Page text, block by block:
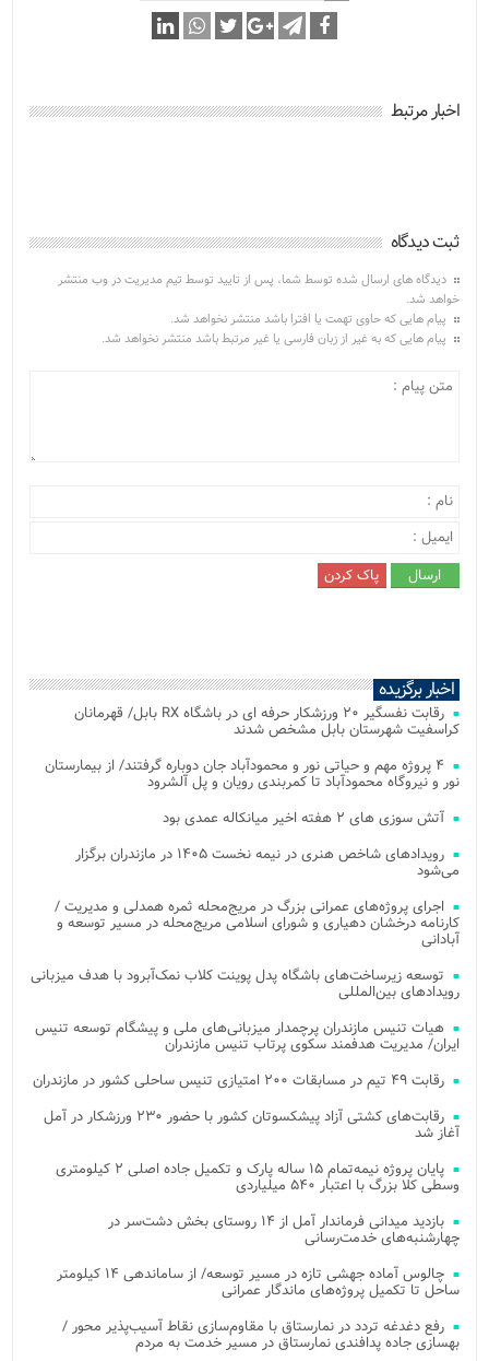
اخبار مرتبط
ثبت دیدگاه
دیدگاه های ارسال شده توسط شما، پس از تایید توسط تیم مدیریت در وب منتشر
خواهد شد.
پیام هایی که حاوی تهمت یا افترا باشد منتشر نخواهد شد.
پیام هایی که به غیر از زبان فارسی یا غیر مرتبط باشد منتشر نخواهد شد.
اخبار برگزیده
رقابت نفسگیر ۲۰ ورزشکار حرفه ای در باشگاه RX بابل/ قهرمانان
کراسفیت شهرستان بابل مشخص شدند
۴ پروژه مهم و حیاتی نور و محمودآباد جان دوباره گرفتند/ از بیمارستان
نور و نیروگاه محمودآباد تا کمربندی رویان و پل آلشرود
آتش‌ سوزی‌ های ۲ هفته اخیر میانکاله عمدی بود
رویدادهای شاخص هنری در نیمه نخست ۱۴۰۵ در مازندران برگزار
می‌شود
اجرای پروژه‌های عمرانی بزرگ در مریج‌محله ثمره همدلی و مدیریت /
کارنامه درخشان دهیاری و شورای اسلامی مریج‌محله در مسیر توسعه و
آبادانی
توسعه زیرساخت‌های باشگاه پدل پوینت کلاب نمک‌آبرود با هدف میزبانی
رویدادهای بین‌المللی
هیات تنیس مازندران پرچمدار میزبانی‌های ملی و پیشگام توسعه تنیس
ایران/ مدیریت هدفمند سکوی پرتاب تنیس مازندران
رقابت ۴۹ تیم در مسابقات ۲۰۰ امتیازی تنیس ساحلی کشور در مازندران
رقابت‌های کشتی آزاد پیشکسوتان کشور با حضور ۲۳۰ ورزشکار در آمل
آغاز شد
پایان پروژه نیمه‌تمام ۱۵ ساله پارک و تکمیل جاده اصلی ۲ کیلومتری
وسطی کلا بزرگ با اعتبار ۵۴۰ میلیاردی
بازدید میدانی فرماندار آمل از ۱۴ روستای بخش دشت‌سر در
چهارشنبه‌های خدمت‌رسانی
چالوس آماده جهشی تازه در مسیر توسعه/ از ساماندهی ۱۴ کیلومتر
ساحل تا تکمیل پروژه‌های ماندگار عمرانی
رفع دغدغه تردد در نمارستاق با مقاوم‌سازی نقاط آسیب‌پذیر محور /
بهسازی جاده پدافندی نمارستاق در مسیر خدمت به مردم